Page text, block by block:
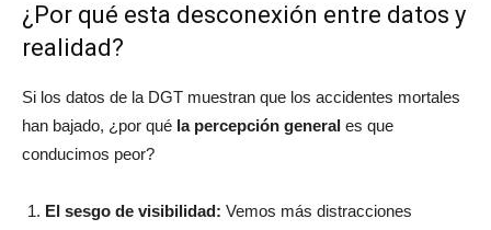
¿Por qué esta desconexión entre datos y
realidad?
Si los datos de la DGT muestran que los accidentes mortales
han bajado, ¿por qué la percepción general es que
conducimos peor?
El sesgo de visibilidad: Vemos más distracciones